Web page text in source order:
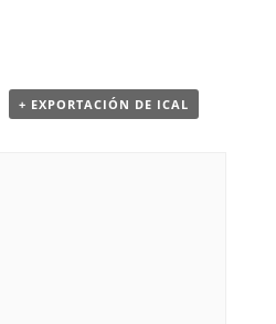
+ EXPORTACIÓN DE ICAL